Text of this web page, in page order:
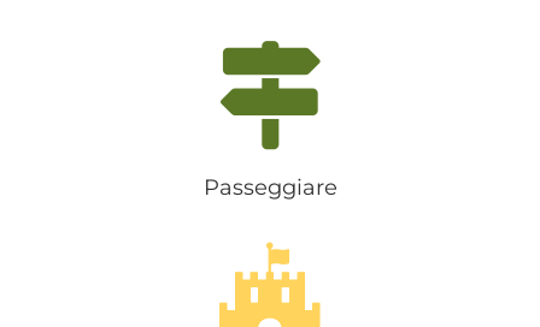
Passeggiare